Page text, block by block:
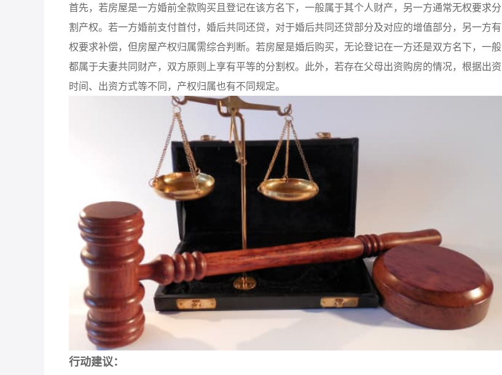
首先，若房屋是一方婚前全款购买且登记在该方名下，一般属于其个人财产，另一方通常无权要求分
割产权。若一方婚前支付首付，婚后共同还贷，对于婚后共同还贷部分及对应的增值部分，另一方有
权要求补偿，但房屋产权归属需综合判断。若房屋是婚后购买，无论登记在一方还是双方名下，一般
都属于夫妻共同财产，双方原则上享有平等的分割权。此外，若存在父母出资购房的情况，根据出资
时间、出资方式等不同，产权归属也有不同规定。
行动建议：